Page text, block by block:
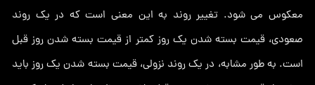
معکوس می شود. تغییر روند به این معنی است که در یک روند
صعودی، قیمت بسته شدن یک روز کمتر از قیمت بسته شدن روز قبل
است. به طور مشابه، در یک روند نزولی، قیمت بسته شدن یک روز باید